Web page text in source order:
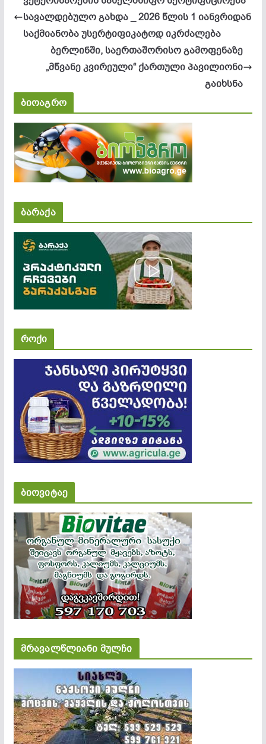
სავალდებულო გახდა _ 2026 წლის 1 იანვრიდან
საქმიანობა უსერტიფიკატოდ იკრძალება
ბერლინში, საერთაშორისო გამოფენაზე
„მწვანე კვირეული“ ქართული პავილიონი
გაიხსნა
ბიოაგრო
ბარაქა
როქი
ბიოვიტაე
მრავალწლიანი მულჩი